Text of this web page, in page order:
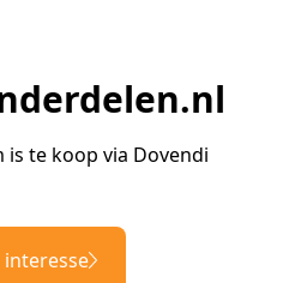
is te koop via Dovendi